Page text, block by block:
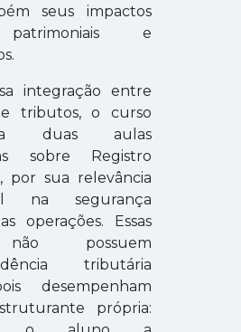
seus impactos
e
integração entre
e tributos, o curso
duas aulas
sobre Registro
por sua relevância
na segurança
operações. Essas
possuem
tributária
desempenham
própria: